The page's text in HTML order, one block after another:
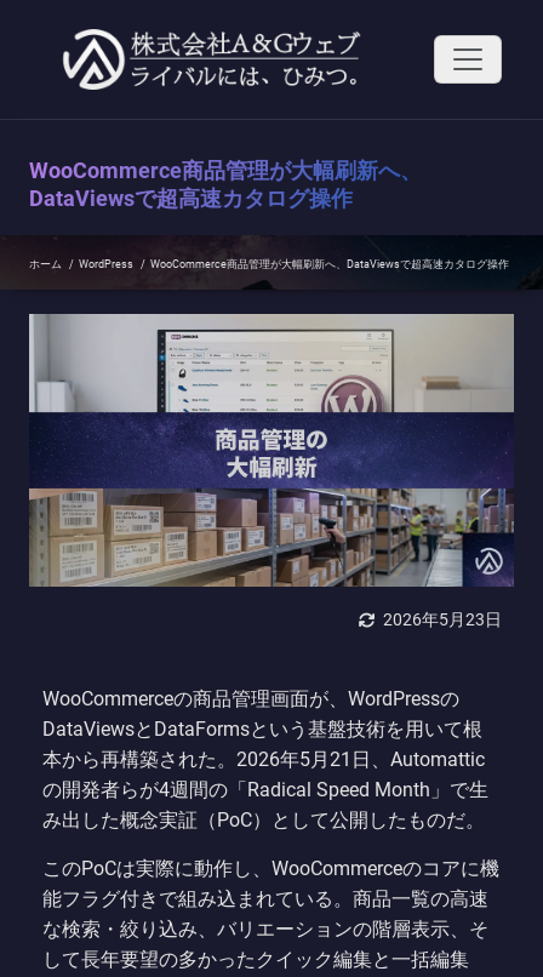
へ
WooCommerce商品管理が大幅刷新へ、
DataViewsで超高速カタログ操作
ホーム / WordPress / WooCommerce商品管理が大幅刷新へ、DataViewsで超高速カタログ操作
2026年5月23日
WooCommerceの商品管理画面が、WordPressの
DataViewsとDataFormsという基盤技術を用いて根
本から再構築された。2026年5月21日、Automattic
の開発者らが4週間の「Radical Speed Month」で生
み出した概念実証（PoC）として公開したものだ。
このPoCは実際に動作し、WooCommerceのコアに機
能フラグ付きで組み込まれている。商品一覧の高速
な検索・絞り込み、バリエーションの階層表示、そ
して長年要望の多かったクイック編集と一括編集